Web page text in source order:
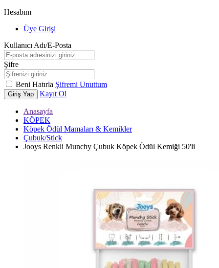
Hesabım
Üye Girişi
Kullanıcı Adı/E-Posta
Şifre
Beni Hatırla Şifremi Unuttum
Giriş Yap Kayıt Ol
Anasayfa
KÖPEK
Köpek Ödül Mamaları & Kemikler
Çubuk/Stick
Jooys Renkli Munchy Çubuk Köpek Ödül Kemiği 50'li